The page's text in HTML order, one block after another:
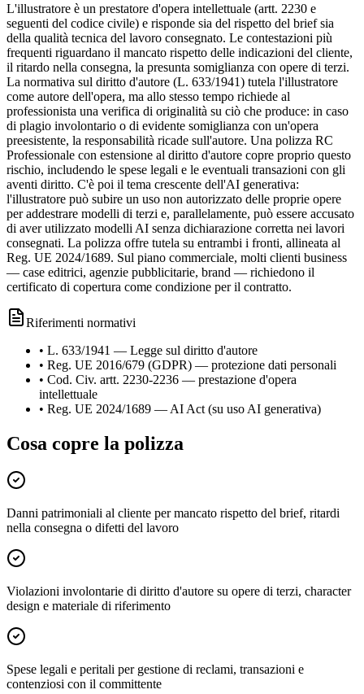
L'illustratore è un prestatore d'opera intellettuale (artt. 2230 e
seguenti del codice civile) e risponde sia del rispetto del brief sia
della qualità tecnica del lavoro consegnato. Le contestazioni più
frequenti riguardano il mancato rispetto delle indicazioni del cliente,
il ritardo nella consegna, la presunta somiglianza con opere di terzi.
La normativa sul diritto d'autore (L. 633/1941) tutela l'illustratore
come autore dell'opera, ma allo stesso tempo richiede al
professionista una verifica di originalità su ciò che produce: in caso
di plagio involontario o di evidente somiglianza con un'opera
preesistente, la responsabilità ricade sull'autore. Una polizza RC
Professionale con estensione al diritto d'autore copre proprio questo
rischio, includendo le spese legali e le eventuali transazioni con gli
aventi diritto. C'è poi il tema crescente dell'AI generativa:
l'illustratore può subire un uso non autorizzato delle proprie opere
per addestrare modelli di terzi e, parallelamente, può essere accusato
di aver utilizzato modelli AI senza dichiarazione corretta nei lavori
consegnati. La polizza offre tutela su entrambi i fronti, allineata al
Reg. UE 2024/1689. Sul piano commerciale, molti clienti business
— case editrici, agenzie pubblicitarie, brand — richiedono il
certificato di copertura come condizione per il contratto.
Riferimenti normativi
• L. 633/1941 — Legge sul diritto d'autore
• Reg. UE 2016/679 (GDPR) — protezione dati personali
• Cod. Civ. artt. 2230-2236 — prestazione d'opera
intellettuale
• Reg. UE 2024/1689 — AI Act (su uso AI generativa)
Cosa copre la polizza
Danni patrimoniali al cliente per mancato rispetto del brief, ritardi
nella consegna o difetti del lavoro
Violazioni involontarie di diritto d'autore su opere di terzi, character
design e materiale di riferimento
Spese legali e peritali per gestione di reclami, transazioni e
contenziosi con il committente